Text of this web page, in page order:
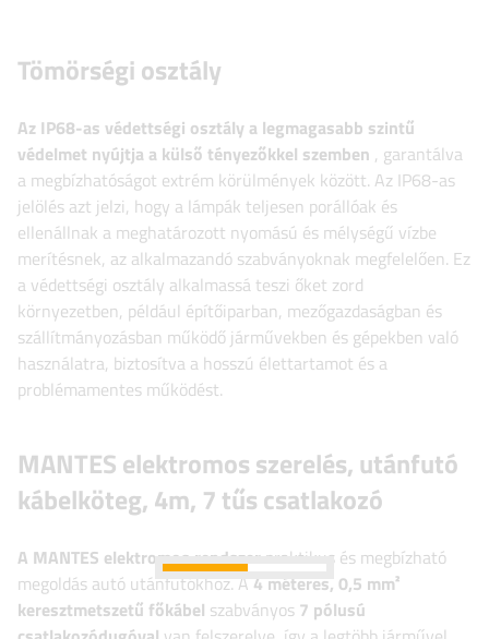
Tömörségi osztály
Az IP68-as védettségi osztály a legmagasabb szintű
védelmet nyújtja a külső tényezőkkel szemben , garantálva
a megbízhatóságot extrém körülmények között. Az IP68-as
jelölés azt jelzi, hogy a lámpák teljesen porállóak és
ellenállnak a meghatározott nyomású és mélységű vízbe
merítésnek, az alkalmazandó szabványoknak megfelelően. Ez
a védettségi osztály alkalmassá teszi őket zord
környezetben, például építőiparban, mezőgazdaságban és
szállítmányozásban működő járművekben és gépekben való
használatra, biztosítva a hosszú élettartamot és a
problémamentes működést.
MANTES elektromos szerelés, utánfutó
kábelköteg, 4m, 7 tűs csatlakozó
A MANTES elektromos rendszer praktikus és megbízható
megoldás autó utánfutókhoz. A 4 méteres, 0,5 mm²
keresztmetszetű főkábel szabványos 7 pólusú